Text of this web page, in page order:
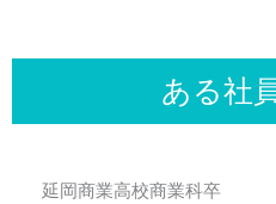
ある社
延岡商業高校商業科卒